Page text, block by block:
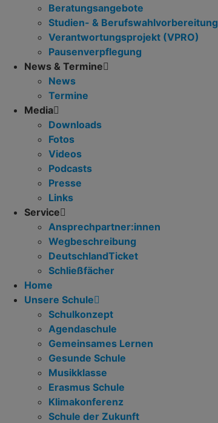
Beratungsangebote
Studien- & Berufswahlvorbereitung
Verantwortungsprojekt (VPRO)
Pausenverpflegung
News & Termine
News
Termine
Media
Downloads
Fotos
Videos
Podcasts
Presse
Links
Service
Ansprechpartner:innen
Wegbeschreibung
DeutschlandTicket
Schließfächer
Home
Unsere Schule
Schulkonzept
Agendaschule
Gemeinsames Lernen
Gesunde Schule
Musikklasse
Erasmus Schule
Klimakonferenz
Schule der Zukunft